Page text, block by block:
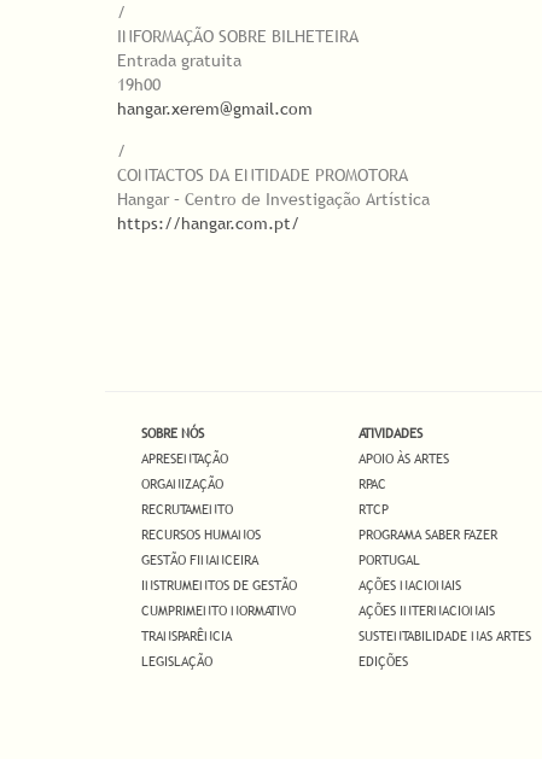
/
INFORMAÇÃO SOBRE BILHETEIRA
Entrada gratuita
19h00
hangar.xerem@gmail.com
/
CONTACTOS DA ENTIDADE PROMOTORA
Hangar – Centro de Investigação Artística
https://hangar.com.pt/
SOBRE NÓS
APRESENTAÇÃO
ORGANIZAÇÃO
RECRUTAMENTO
RECURSOS HUMANOS
GESTÃO FINANCEIRA
INSTRUMENTOS DE GESTÃO
CUMPRIMENTO NORMATIVO
TRANSPARÊNCIA
LEGISLAÇÃO
ATIVIDADES
APOIO ÀS ARTES
RPAC
RTCP
PROGRAMA SABER FAZER
PORTUGAL
AÇÕES NACIONAIS
AÇÕES INTERNACIONAIS
SUSTENTABILIDADE NAS ARTES
EDIÇÕES